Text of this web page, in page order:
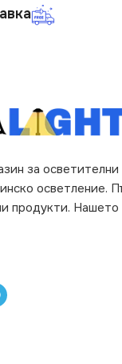
за
осветление.
продукти.